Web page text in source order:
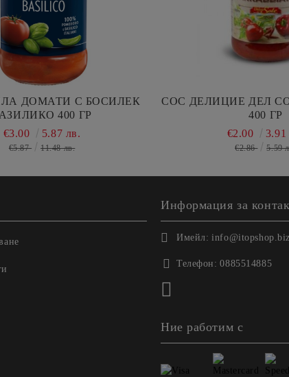
ДОМАТИ С БОСИЛЕК
400 ГР
€3.00
5.87 лв.
€5.87 11.48 лв.
СОС ДЕЛИЦИЕ ДЕЛ
400 ГР
€2.00
3.91
€2.86 5.59
Информация за
Имейл: info@itopshop.biz
Телефон: 0885514885
Ние работим с